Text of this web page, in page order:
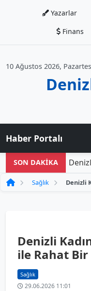
Yazarlar
Finans
10 Ağustos 2026,
Haber Portalı
SON DAKİKA Denizli
Sağlık
Denizli
ile Rahat Bir
Sağlık
29.06.2026 11:01